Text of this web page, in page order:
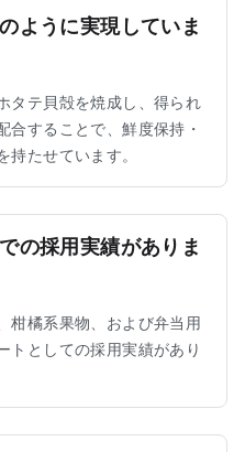
ように実現していま
タテ貝殻を焼成し、得られ
合することで、鮮度保持・
持たせています。
の採用実績がありま
柑橘系果物、および弁当用
トとしての採用実績があり